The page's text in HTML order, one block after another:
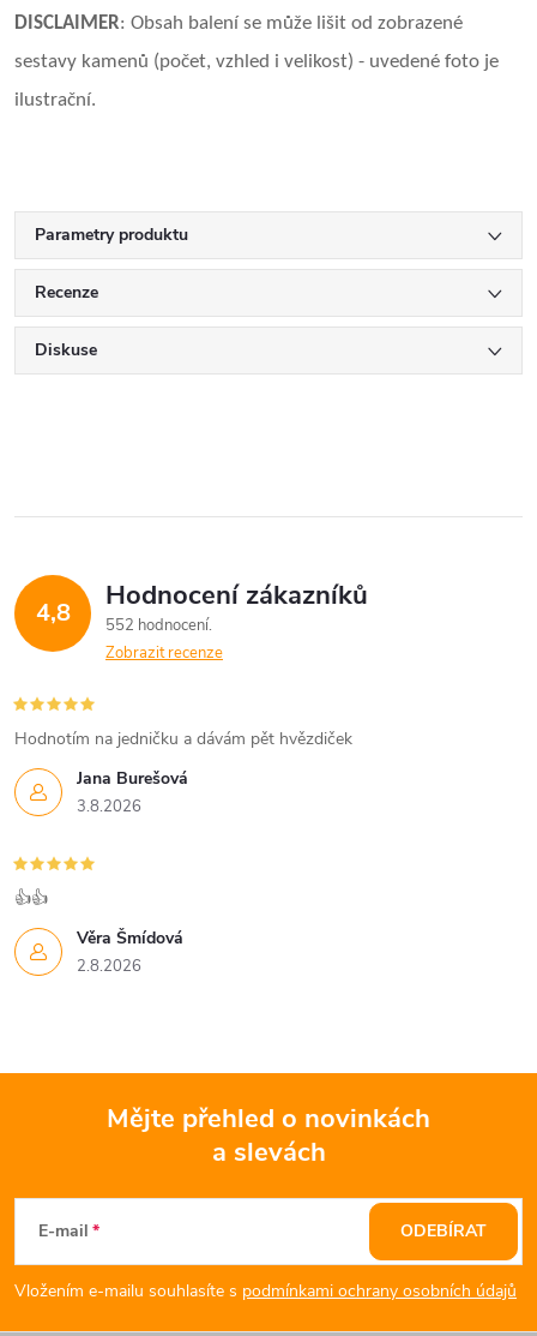
DISCLAIMER: Obsah balení se může lišit od zobrazené
sestavy kamenů (počet, vzhled i velikost) - uvedené foto je
ilustrační.
Parametry produktu
Recenze
Diskuse
4,8 Hodnocení zákazníků
552 hodnocení
Zobrazit recenze
Jana Burešová
3.8.2026
Hodnotím na jedničku a dávám pět hvězdiček
Věra Šmídová
2.8.2026
👍👍
p
Mějte přehled o novinkách
a slevách
E-mail
Vložením e-mailu souhlasíte s podmínkami ochrany osobních údajů
ODEBÍRAT